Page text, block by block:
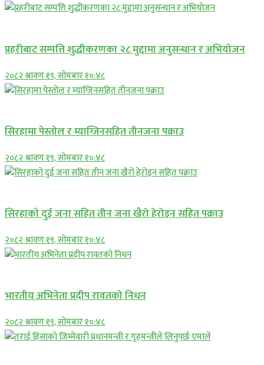
प्रहरीबाट सम्पत्ति शुद्धीकरणका २८ मुद्दामा अनुसन्धान र अभियोजन
२०८२ श्रावण १९, सोमबार १०:४८
सिरहामा पेस्तोल र म्याग्जिनसहित तीनजना पक्राउ
२०८२ श्रावण १९, सोमबार १०:४८
सिरहाकाे दुई जना सहित तीन जना खैरो हेरोइन सहित पक्राउ
२०८२ श्रावण १९, सोमबार १०:४८
भारतीय अभिनेता प्रदीप रावतको निधन
२०८२ श्रावण १९, सोमबार १०:४८